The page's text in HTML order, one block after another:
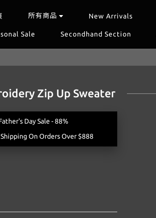
所有商品 New Arrivals
Sale Secondhand Section
Zip Up Sweater
Day Sale - 88%
On Orders Over $888